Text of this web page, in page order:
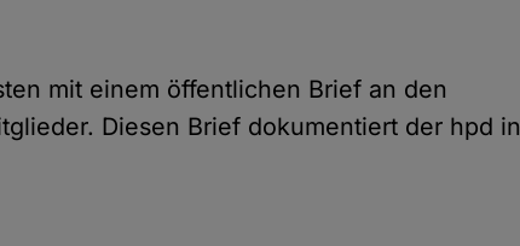
mit einem öffentlichen Brief an den
Diesen Brief dokumentiert der hpd in